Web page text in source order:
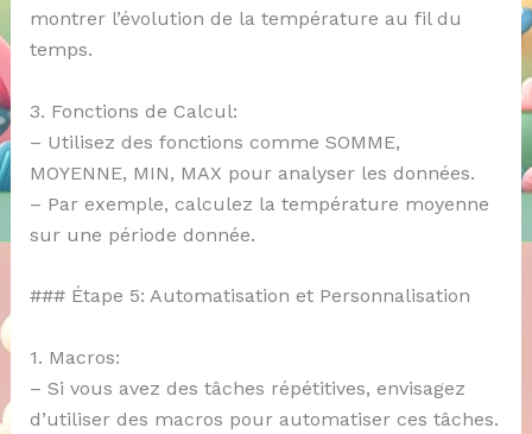
montrer l’évolution de la température au fil du
temps.
3. Fonctions de Calcul:
– Utilisez des fonctions comme SOMME,
MOYENNE, MIN, MAX pour analyser les données.
– Par exemple, calculez la température moyenne
sur une période donnée.
### Étape 5: Automatisation et Personnalisation
1. Macros:
– Si vous avez des tâches répétitives, envisagez
d’utiliser des macros pour automatiser ces tâches.